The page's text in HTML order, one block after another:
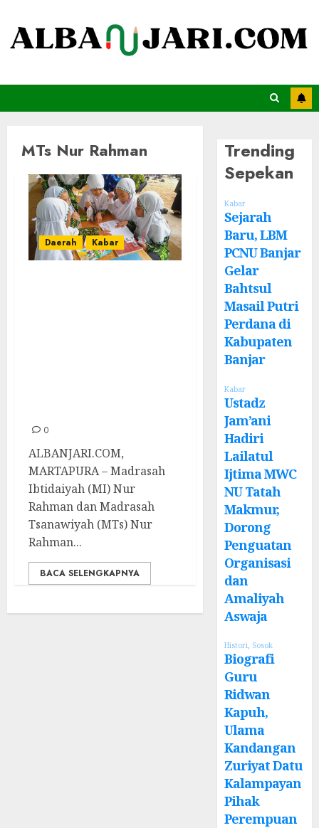
MTs Nur Rahman
Daerah Kabar
0
ALBANJARI.COM,
MARTAPURA – Madrasah
Ibtidaiyah (MI) Nur
Rahman dan Madrasah
Tsanawiyah (MTs) Nur
Rahman...
BACA SELENGKAPNYA
Trending
Sepekan
Kabar
Sejarah
Baru, LBM
PCNU Banjar
Gelar
Bahtsul
Masail Putri
Perdana di
Kabupaten
Banjar
Kabar
Ustadz
Jam’ani
Hadiri
Lailatul
Ijtima MWC
NU Tatah
Makmur,
Dorong
Penguatan
Organisasi
dan
Amaliyah
Aswaja
Histori Sosok
Biografi
Guru
Ridwan
Kapuh,
Ulama
Kandangan
Zuriyat Datu
Kalampayan
Pihak
Perempuan